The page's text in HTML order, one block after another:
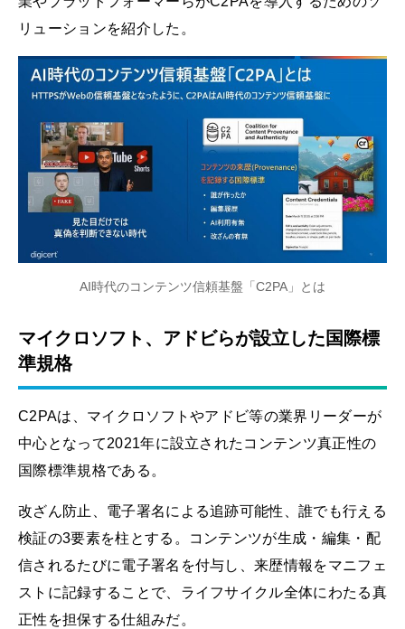
リューションを紹介した。
AI時代のコンテンツ信頼基盤「C2PA」とは
マイクロソフト、アドビらが設立した国際標
準規格
C2PAは、マイクロソフトやアドビ等の業界リーダーが
中心となって2021年に設立されたコンテンツ真正性の
国際標準規格である。
改ざん防止、電子署名による追跡可能性、誰でも行える
検証の3要素を柱とする。コンテンツが生成・編集・配
信されるたびに電子署名を付与し、来歴情報をマニフェ
ストに記録することで、ライフサイクル全体にわたる真
正性を担保する仕組みだ。